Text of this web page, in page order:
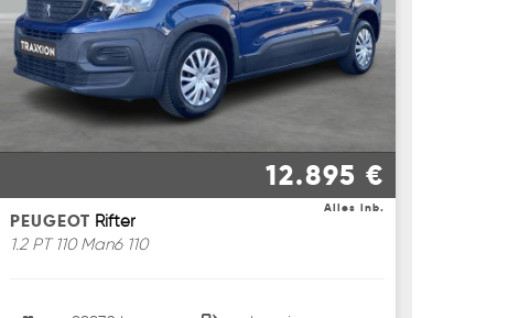
12.895 €
Alles inb.
PEUGEOT Rifter
1.2 PT 110 Man6 110